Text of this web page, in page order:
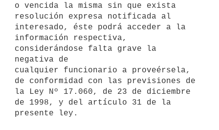
o vencida la misma sin que exista
resolución expresa notificada al
interesado, éste podrá acceder a la
información respectiva,
considerándose falta grave la
negativa de
cualquier funcionario a proveérsela,
de conformidad con las previsiones de
la Ley Nº 17.060, de 23 de diciembre
de 1998, y del artículo 31 de la
presente ley.